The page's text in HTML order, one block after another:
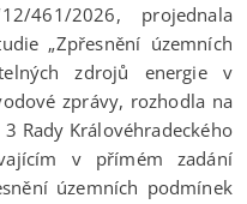
461/2026, projednala
„Zpřesnění územních
zdrojů energie v
zprávy, rozhodla na
Rady Královéhradeckého
v přímém zadání
územních podmínek